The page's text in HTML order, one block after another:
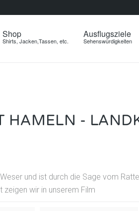
Shop
Shirts, Jacken,Tassen, etc.
Ausflugsziele
Sehenswürdigkeiten
HAMELN -
und ist durch die Sage vom
wir in unserem Film